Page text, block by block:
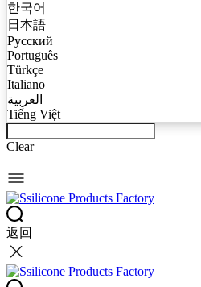
한국어
日本語
Русский
Português
Türkçe
Italiano
العربية
Tiếng Việt
Clear
返回